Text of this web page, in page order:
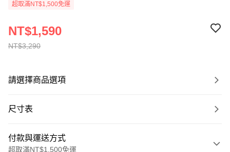
超取滿NT$1,500免運
NT$3,290
NT$1,590
請選擇商品選項
尺寸表
付款與運送方式
超取滿NT$1,500免運